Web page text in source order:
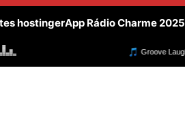
hostingerApp Rádio Charme 2025